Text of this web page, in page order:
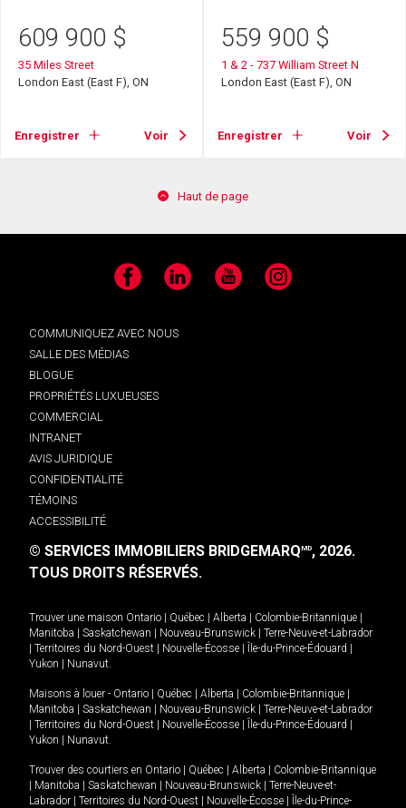
609 900 $
35 Miles Street
London East (East F), ON
Enregistrer Voir
559 900 $
1 & 2 - 737 William Street N
London East (East F), ON
Enregistrer Voir
Haut de page
Facebook LinkedIn YouTube Instagram
COMMUNIQUEZ AVEC NOUS
SALLE DES MÉDIAS
BLOGUE
PROPRIÉTÉS LUXUEUSES
COMMERCIAL
INTRANET
AVIS JURIDIQUE
CONFIDENTIALITÉ
TÉMOINS
ACCESSIBILITÉ
© SERVICES IMMOBILIERS BRIDGEMARQMD, 2026.
TOUS DROITS RÉSERVÉS.
Trouver une maison Ontario Québec Alberta Colombie-Britannique
Manitoba
Saskatchewan Nouveau-Brunswick
Terre-Neuve-et-Labrador
Territoires du Nord-Ouest Nouvelle-Écosse Île-du-Prince-Édouard
Yukon
Nunavut.
Maisons à louer - Ontario Québec Alberta Colombie-Britannique
Manitoba
Saskatchewan Nouveau-Brunswick
Terre-Neuve-et-Labrador
Territoires du Nord-Ouest Nouvelle-Écosse Île-du-Prince-Édouard
Yukon
Nunavut.
Trouver des courtiers en Ontario Québec Alberta
Colombie-Britannique
Manitoba Saskatchewan Nouveau-Brunswick
Terre-Neuve-et-
Labrador
Territoires du Nord-Ouest Nouvelle-Écosse
Île-du-Prince-